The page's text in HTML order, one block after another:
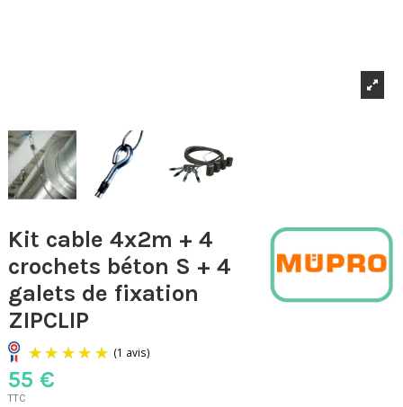
Kit cable 4x2m + 4
crochets béton S + 4
galets de fixation
ZIPCLIP
55 €
TTC